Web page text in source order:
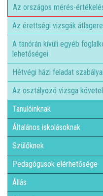
Az országos mérés-
Az érettségi vizsgák
A tanórán kívüli egyéb
lehetőségei
Hétvégi házi feladat
Az osztályozó vizsga
Tanulóinknak
Általános iskolásoknak
Szülőknek
Pedagógusok elérhetősége
Állás